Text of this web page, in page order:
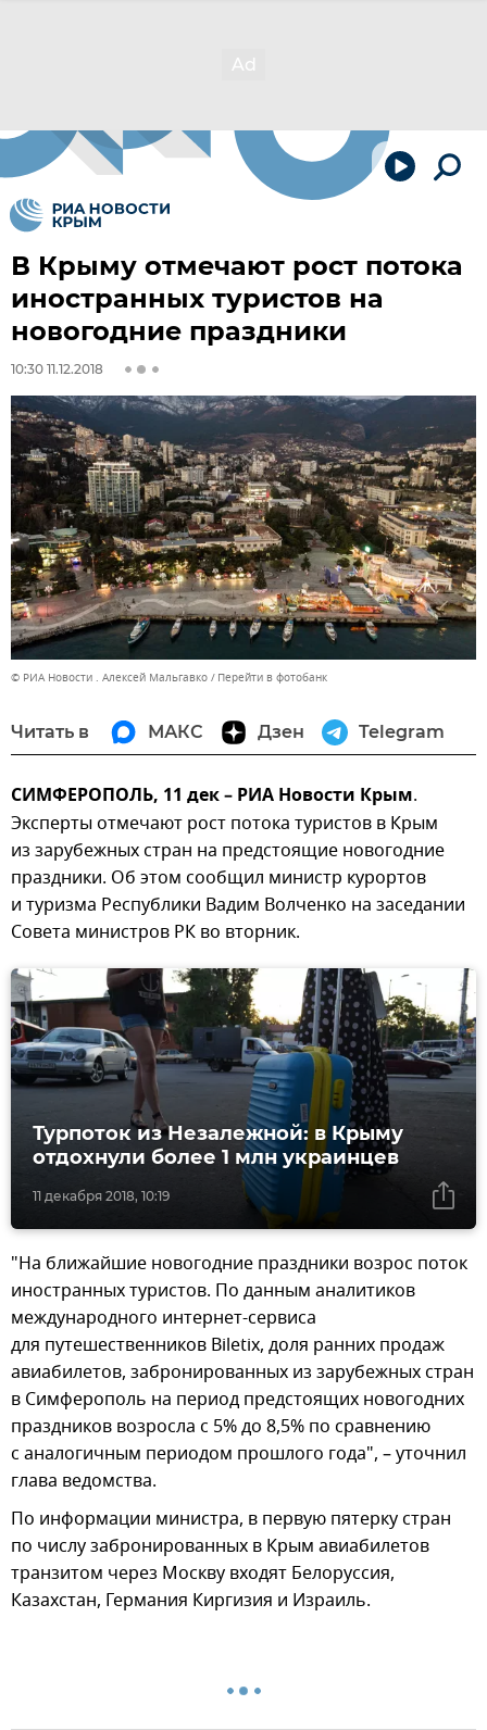
В Крыму отмечают рост потока
иностранных туристов на
новогодние праздники
10:30 11.12.2018
© РИА Новости . Алексей Мальгавко Перейти в фотобанк
Читать в МАКС Дзен Telegram
СИМФЕРОПОЛЬ, 11 дек – РИА Новости Крым.
Эксперты отмечают рост потока туристов в Крым
из зарубежных стран на предстоящие новогодние
праздники. Об этом сообщил министр курортов
и туризма Республики Вадим Волченко на заседании
Совета министров РК во вторник.
11 декабря 2018, 10:19
Турпоток из Незалежной: в Крыму
отдохнули более 1 млн украинцев
"На ближайшие новогодние праздники возрос поток
иностранных туристов. По данным аналитиков
международного интернет-сервиса
для путешественников Biletix, доля ранних продаж
авиабилетов, забронированных из зарубежных стран
в Симферополь на период предстоящих новогодних
праздников возросла с 5% до 8,5% по сравнению
с аналогичным периодом прошлого года", – уточнил
глава ведомства.
По информации министра, в первую пятерку стран
по числу забронированных в Крым авиабилетов
транзитом через Москву входят Белоруссия,
Казахстан, Германия Киргизия и Израиль.